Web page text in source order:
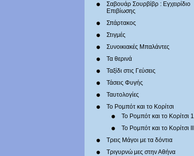
Σαβουάρ Σουρβίβρ : Εγχειρίδιο
Επιβίωσης
Σπάρτακος
Στιγμές
Συνοικιακές Μπαλάντες
Τα θερινά
Ταξίδι στις Γεύσεις
Τάσεις Φυγής
Ταυτολογίες
Το Ρομπότ και το Κορίτσι
Το Ρομπότ και το Κορίτσι 1
Το Ρομπότ και το Κορίτσι III
Τρεις Μάγοι με τα δόντια
Τριγυρνώ μες στην Αθήνα